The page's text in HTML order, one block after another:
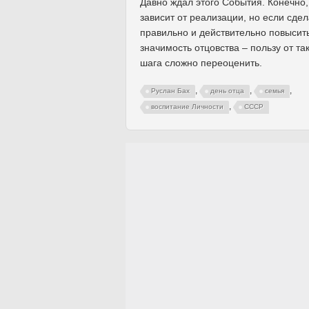
зависит от реализации, но если
правильно и действительно
значимость отцовства – пользу от
шага сложно переоценить.
Руслан Бах , день отца , семья ,
воспитание Личности , СССР